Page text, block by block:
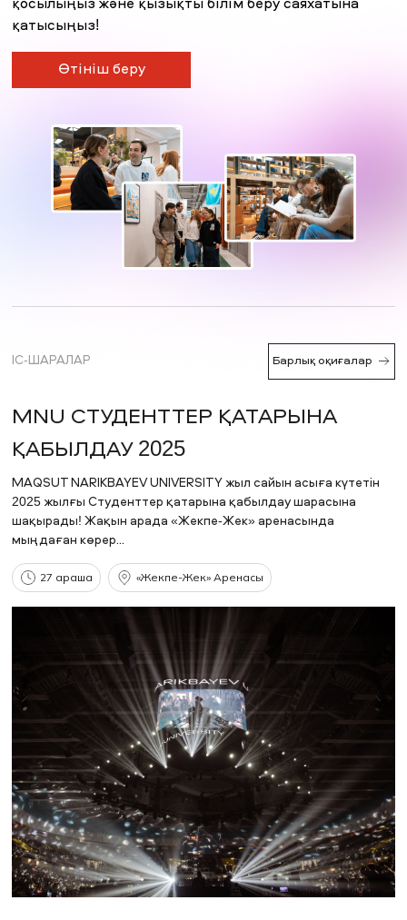
қосылыңыз және қызықты білім беру саяхатына
қатысыңыз!
Өтініш беру
ІС-ШАРАЛАР Барлық оқиғалар
MNU СТУДЕНТТЕР ҚАТАРЫНА
ҚАБЫЛДАУ 2025
MAQSUT NARIKBAYEV UNIVERSITY жыл сайын асыға күтетін
2025 жылғы Студенттер қатарына қабылдау шарасына
шақырады! Жақын арада «Жекпе-Жек» аренасында
мыңдаған көрер...
27 қараша «Жекпе-Жек» Аренаcы